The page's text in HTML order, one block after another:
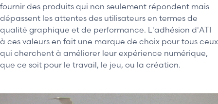
fournir des produits qui non seulement répondent mais
dépassent les attentes des utilisateurs en termes de
qualité graphique et de performance. L'adhésion d'ATI
à ces valeurs en fait une marque de choix pour tous ceux
qui cherchent à améliorer leur expérience numérique,
que ce soit pour le travail, le jeu, ou la création.